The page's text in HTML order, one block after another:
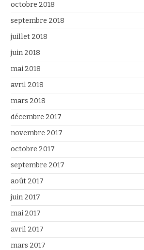
octobre 2018
septembre 2018
juillet 2018
juin 2018
mai 2018
avril 2018
mars 2018
décembre 2017
novembre 2017
octobre 2017
septembre 2017
août 2017
juin 2017
mai 2017
avril 2017
mars 2017